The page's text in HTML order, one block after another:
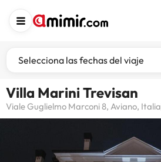
Selecciona las fechas del viaje
Villa Marini Trevisan
Viale Guglielmo Marconi 8, Aviano, Italia